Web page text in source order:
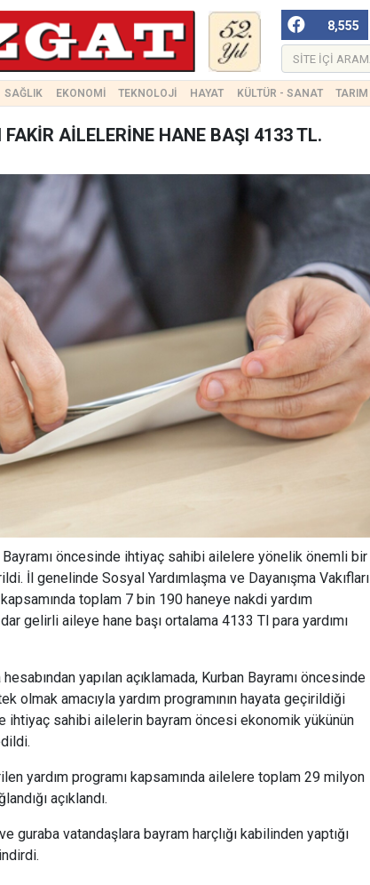
8,555
SAĞLIK EKONOMİ TEKNOLOJİ HAYAT KÜLTÜR - SANAT TARIM
AİLELERİNE HANE BAŞI 4133 TL.
öncesinde ihtiyaç sahibi ailelere yönelik önemli bir
İl genelinde Sosyal Yardımlaşma ve Dayanışma Vakıfları
kapsamında toplam 7 bin 190 haneye nakdi yardım
gelirli aileye hane başı ortalama 4133 Tl para yardımı
yapılan açıklamada, Kurban Bayramı öncesinde
olmak amacıyla yardım programının hayata geçirildiği
ihtiyaç sahibi ailelerin bayram öncesi ekonomik yükünün
yardım programı kapsamında ailelere toplam 29 milyon
açıklandı.
guraba vatandaşlara bayram harçlığı kabilinden yaptığı